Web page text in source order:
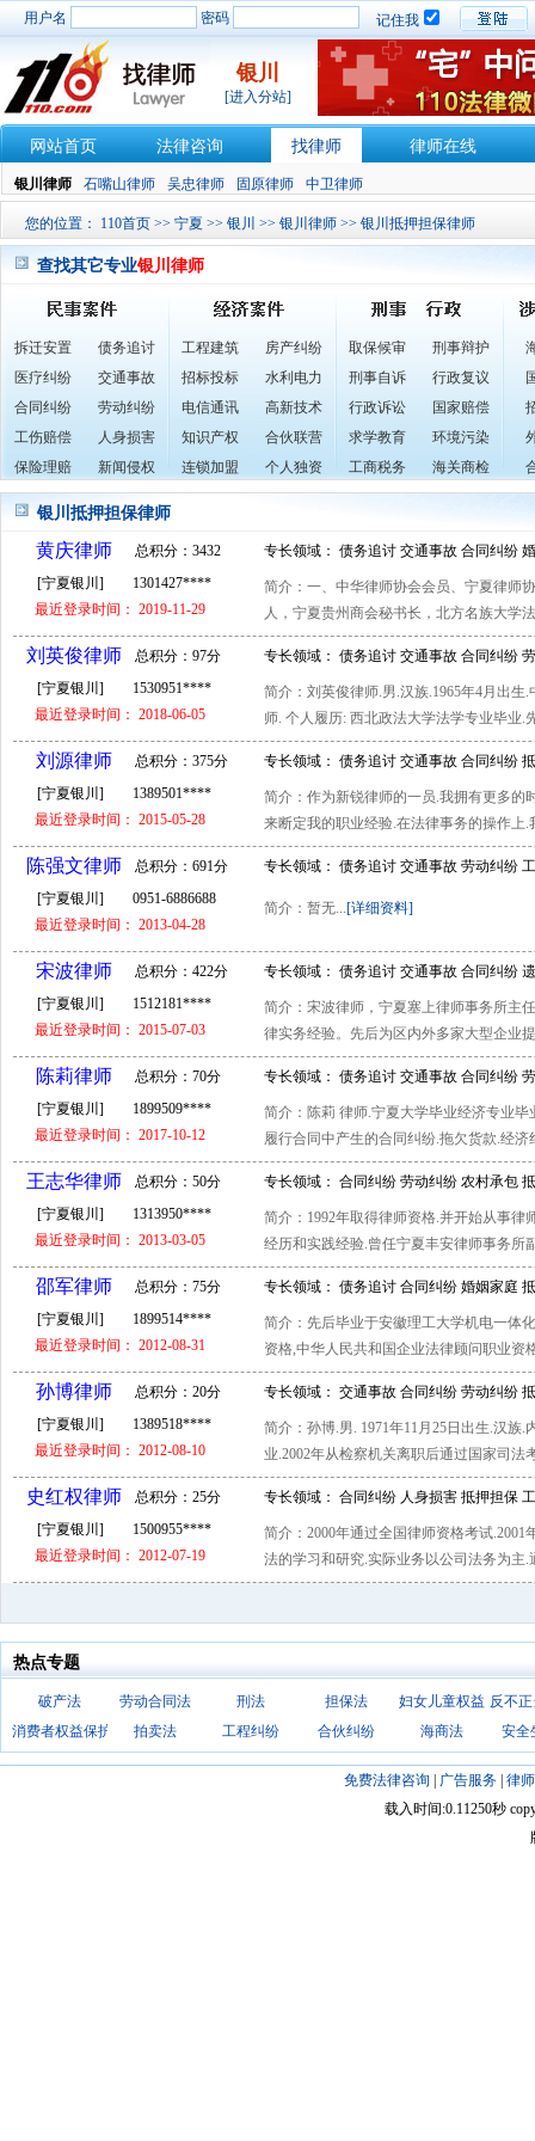
用户名 密码 记住我
银川
[进入分站]
网站首页 法律咨询 找律师 律师在线
银川律师 石嘴山律师 吴忠律师 固原律师 中卫律师
您的位置： 110首页 >> 宁夏 >> 银川 >> 银川律师 >> 银川抵押担保律师
查找其它专业银川律师
拆迁安置
债务追讨
医疗纠纷
交通事故
合同纠纷
劳动纠纷
工伤赔偿
人身损害
保险理赔
新闻侵权
工程建筑
房产纠纷
招标投标
水利电力
电信通讯
高新技术
知识产权
合伙联营
连锁加盟
个人独资
取保候审
刑事辩护
刑事自诉
行政复议
行政诉讼
国家赔偿
求学教育
环境污染
工商税务
海关商检
银川抵押担保律师
黄庆律师 总积分：3432
分
[宁夏银川]
1301427****
最近登录时间： 2019-11-29
专长领域： 债务追讨 交通事故 合同纠纷
辩护 合同审查 常年顾问
简介：一、中华律师协会会员、宁夏律师
人，宁夏贵州商会秘书长，北方名族大学
刘英俊律师
总积分：97分
[宁夏银川]
1530951****
最近登录时间： 2018-06-05
专长领域： 债务追讨 交通事故 合同纠纷
辩护
简介：刘英俊律师.男.汉族.1965年4月出
师. 个人履历: 西北政法大学法学专业毕业.
刘源律师
总积分：375分
[宁夏银川]
1389501****
最近登录时间： 2015-05-28
专长领域： 债务追讨 交通事故 合同纠纷
辩护 行政诉讼 常年顾问
简介：作为新锐律师的一员.我拥有更多的
来断定我的职业经验.在法律事务的操作上.
陈强文律师
总积分：691分
[宁夏银川]
0951-6886688
最近登录时间： 2013-04-28
专长领域： 债务追讨 交通事故 劳动纠纷
辩护 工商查询 常年顾问
简介：暂无...[详细资料]
宋波律师
总积分：422分
[宁夏银川]
1512181****
最近登录时间： 2015-07-03
专长领域： 债务追讨 交通事故 合同纠纷
辩护 股份转让 常年顾问
简介：宋波律师，宁夏塞上律师事务所主
律实务经验。先后为区内外多家大型企业
陈莉律师
总积分：70分
[宁夏银川]
1899509****
最近登录时间： 2017-10-12
专长领域： 债务追讨 交通事故 合同纠纷
辩护 工商查询 文书代理
简介：陈莉 律师.宁夏大学毕业经济专业
履行合同中产生的合同纠纷.拖欠货款.经济
王志华律师
总积分：50分
[宁夏银川]
1313950****
最近登录时间： 2013-03-05
专长领域： 合同纠纷 劳动纠纷 农村承包
顾问
简介：1992年取得律师资格.并开始从事
经历和实践经验.曾任宁夏丰安律师事务所
邵军律师
总积分：75分
[宁夏银川]
1899514****
最近登录时间： 2012-08-31
专长领域： 债务追讨 合同纠纷 婚姻家庭
辩护 涉外仲裁 常年顾问
简介：先后毕业于安徽理工大学机电一体
资格,中华人民共和国企业法律顾问职业资
孙博律师
总积分：20分
[宁夏银川]
1389518****
最近登录时间： 2012-08-10
专长领域： 交通事故 合同纠纷 劳动纠纷
转让 公司清算 破产解散
简介：孙博.男. 1971年11月25日出生.汉族
业.2002年从检察机关离职后通过国家司法
史红权律师
总积分：25分
[宁夏银川]
1500955****
最近登录时间： 2012-07-19
专长领域： 合同纠纷 人身损害 抵押担保
收购 资信调查 常年顾问
简介：2000年通过全国律师资格考试
法的学习和研究.实际业务以公司法务为主.
热点专题
破产法 劳动合同法 刑法 担保法 妇女儿童权益 反不
消费者权益保护法
拍卖法 工程纠纷 合伙纠纷 海商法 安全
免费法律咨询 广告服务| 律
载入时间:0.11250秒